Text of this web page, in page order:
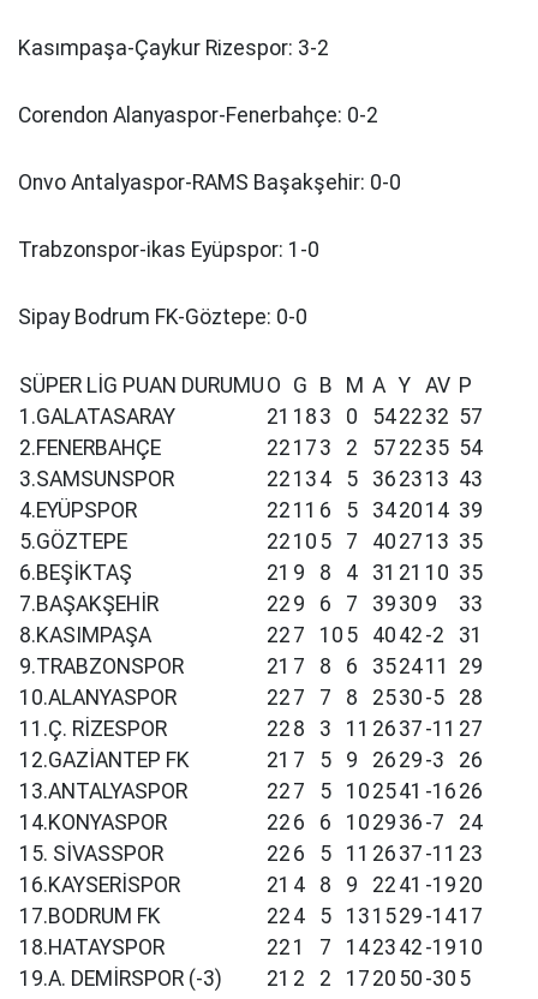
Kasımpaşa-Çaykur Rizespor: 3-2
Corendon Alanyaspor-Fenerbahçe: 0-2
Onvo Antalyaspor-RAMS Başakşehir: 0-0
Trabzonspor-ikas Eyüpspor: 1-0
Sipay Bodrum FK-Göztepe: 0-0
SÜPER LİG PUAN DURUMU O G B M A Y AV P
1.GALATASARAY
21 18 3 0 5422 32 57
2.FENERBAHÇE
22 17 3 2 57 22 35 54
3.SAMSUNSPOR
22 13 4 5 36 23 13 43
4.EYÜPSPOR
22 11 6 5 3420 14 39
5.GÖZTEPE
22 10 5 7 40 27 13 35
6.BEŞİKTAŞ
21 9 8 4 31 21 10 35
7.BAŞAKŞEHİR
22 9 6 7 39 30 9
33
8.KASIMPAŞA
22 7 10 5 40 42 -2
31
9.TRABZONSPOR
21 7 8 6 352411
29
10.ALANYASPOR
22 7 7 8 2530 -5
28
11.Ç. RİZESPOR
22 8 3 11 26 37 -11 27
12.GAZİANTEP FK
21 7 5 9 26 29 -3
26
13.ANTALYASPOR
22 7 5 10 2541 -16 26
14.KONYASPOR
22 6 6 10 29 36 -7
24
15. SİVASSPOR
22 6 5 11 26 37 -11 23
16.KAYSERİSPOR
21 4 8 9 22 41 -19 20
17.BODRUM FK
22 4 5 13 1529 -1417
18.HATAYSPOR
22 1 7 1423 42 -19 10
19.A. DEMİRSPOR (-3)
21 2 2 17 20 50 -30 5